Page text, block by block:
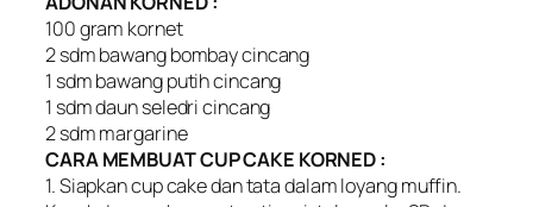
100 gram kornet
2 sdm bawang bombay cincang
1 sdm bawang putih cincang
1 sdm daun seledri cincang
2 sdm margarine
CARA MEMBUAT CUP CAKE KORNED :
1. Siapkan cup cake dan tata dalam loyang muffin.